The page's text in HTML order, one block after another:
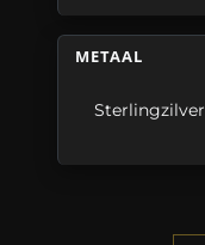
METAAL
Sterlingzilver